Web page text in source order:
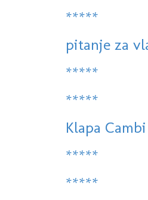
*****
pitanje za
*****
*****
Klapa
*****
*****